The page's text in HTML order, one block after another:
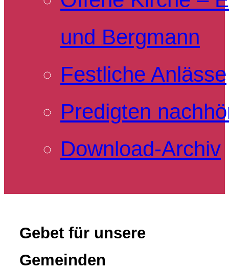
und Bergmann
Festliche Anlässe
Predigten
Download-Archiv
Gebet für unsere
Gemeinden